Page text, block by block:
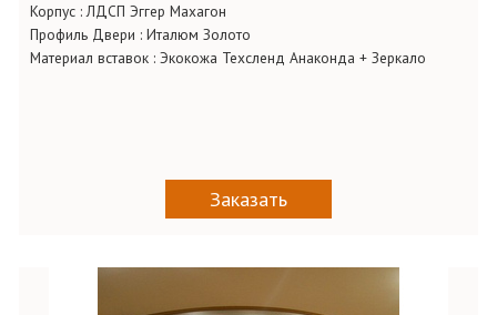
Корпус : ЛДСП Эггер Махагон
Профиль Двери : Италюм Золото
Материал вставок : Экокожа Техсленд Анаконда + Зеркало
Заказать